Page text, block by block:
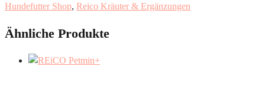
Hundefutter Shop, Reico Kräuter & Ergänzungen
Ähnliche Produkte